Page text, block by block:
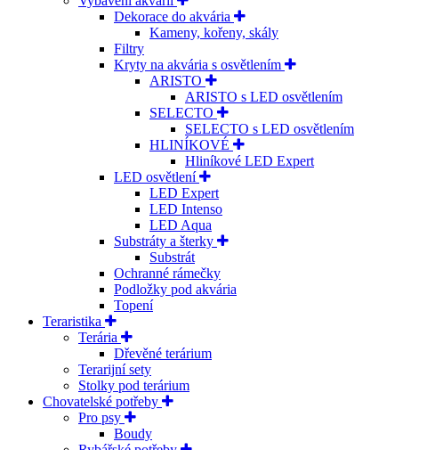
Dekorace do akvária
Kameny, kořeny, skály
Filtry
Kryty na akvária s osvětlením
ARISTO
ARISTO s LED osvětlením
SELECTO
SELECTO s LED osvětlením
HLINÍKOVÉ
Hliníkové LED Expert
LED osvětlení
LED Expert
LED Intenso
LED Aqua
Substráty a šterky
Substrát
Ochranné rámečky
Podložky pod akvária
Topení
Teraristika
Terária
Dřevěné terárium
Terarijní sety
Stolky pod terárium
Chovatelské potřeby
Pro psy
Boudy